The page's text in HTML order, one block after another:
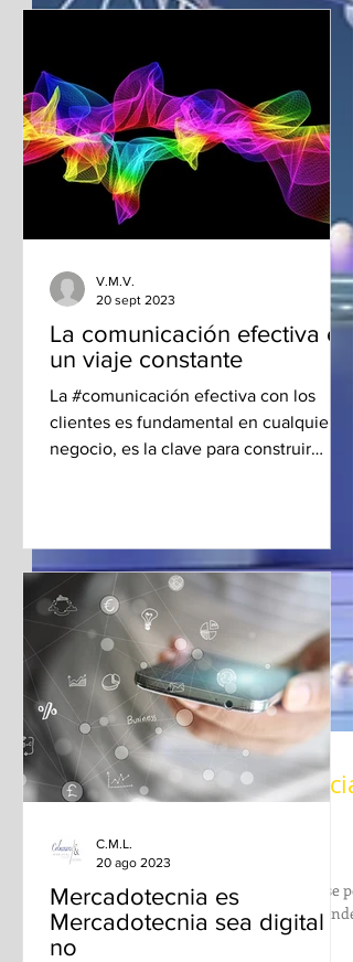
Influencia de la Inteligencia
Artificial (IA) en la
Mercadotecnia
La comunicación efectiva es
un viaje constante
La #comunicación efectiva con los
clientes es fundamental en cualquier
negocio, es la clave para construir
V.M.V.
20 sept 2023
Mercadotecnia es
Mercadotecnia sea digital o
no
C.M.L.
20 ago 2023